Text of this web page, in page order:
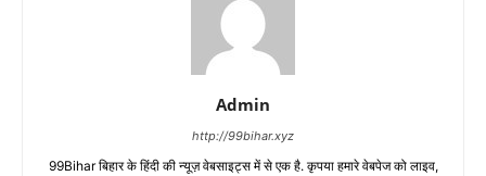
Admin
http://99bihar.xyz
99Bihar बिहार के हिंदी की न्यूज़ वेबसाइट्स में से एक है. कृपया हमारे वेबपेज को लाइव,